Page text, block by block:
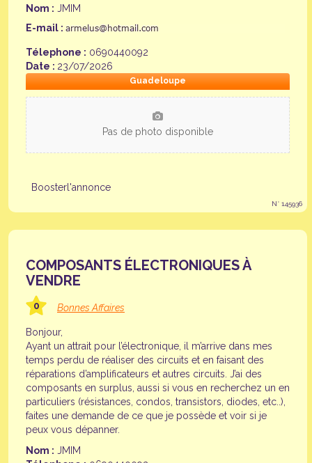
Nom : JMIM
E-mail :
Télephone : 0690440092
Date : 23/07/2026
Guadeloupe
Pas de photo disponible
Boosterl'annonce
N° 145936
COMPOSANTS ÉLECTRONIQUES À
VENDRE
0 Bonnes Affaires
Bonjour,
Ayant un attrait pour l’électronique, il m’arrive dans mes
temps perdu de réaliser des circuits et en faisant des
réparations d’amplificateurs et autres circuits. J’ai des
composants en surplus, aussi si vous en recherchez un en
particuliers (résistances, condos, transistors, diodes, etc..),
faites une demande de ce que je possède et voir si je
peux vous dépanner.
Nom : JMIM